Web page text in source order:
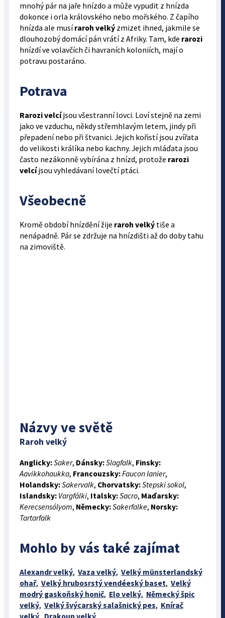
mnohý pár na jaře hnízdo a může vypudit z hnízda
dokonce i orla královského nebo mořského. Z čapího
hnízda ale musíraroh velkýzmizet ihned, jakmile se
dlouhozobý domácí pán vrátí z Afriky. Tam, kde rarozi
hnízdí ve volavčích či havraních koloniích, mají o
potravu postaráno.
Potrava
Rarozi velcíjsou všestranní lovci. Loví stejně na zemi
jako ve vzduchu, někdy střemhlavým letem, jindy při
přepadení nebo při štvanici. Jejich kořistí jsou zvířata
do velikosti králíka nebo kachny. Jejich mláďata jsou
často nezákonně vybírána z hnízd, protože rarozi
velcíjsou vyhledávaní lovečtí ptáci.
Všeobecně
Kromě období hnízdění žije raroh velkýtiše a
nenápadně. Pár se zdržuje na hnízdišti až do doby tahu
na zimoviště.
Názvy ve světě
Raroh velký
Anglicky:Saker, Dánsky:Slagfalk, Finsky:
Aavikkohaukka, Francouzsky:Faucon lanier,
Holandsky:Sakervalk, Chorvatsky:Stepski sokol,
Islandsky: Vargfálki, Italsky:Sacro, Maďarsky:
Kerecsensólyom, Německy:Sakerfalke, Norsky:
Tartarfalk
Mohlo by vás také zajímat
Alexandr velký, Vaza velký, Velký münsterlandský
ohař, Velký hrubosrstý vendéeský baset, Velký
modrý gaskoňský honič, Elo velký, Německý špic
velký, Velký švýcarský salašnický pes, Knírač